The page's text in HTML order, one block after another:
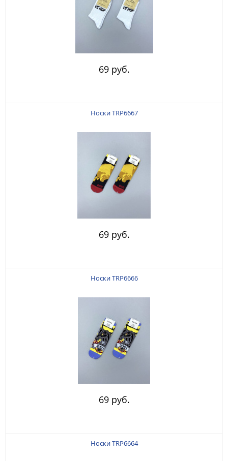
69 руб.
Носки TRP6667
69 руб.
Носки TRP6666
69 руб.
Носки TRP6664